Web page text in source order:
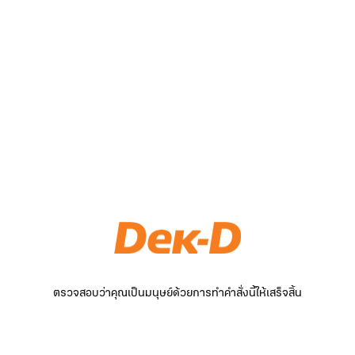
ตรวจสอบว่าคุณเป็นมนุษย์ด้วยการทำคำสั่งนี้ให้เสร็จสิ้น